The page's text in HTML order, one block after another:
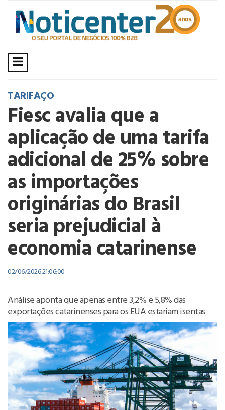
TARIFAÇO
Fiesc avalia que a
aplicação de uma tarifa
adicional de 25% sobre
as importações
originárias do Brasil
seria prejudicial à
economia catarinense
02/06/2026 21:06:00
Análise aponta que apenas entre 3,2% e 5,8% das
exportações catarinenses para os EUA estariam isentas